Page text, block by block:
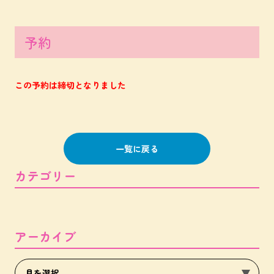
予約
この予約は締切となりました
一覧に戻る
カテゴリー
アーカイブ